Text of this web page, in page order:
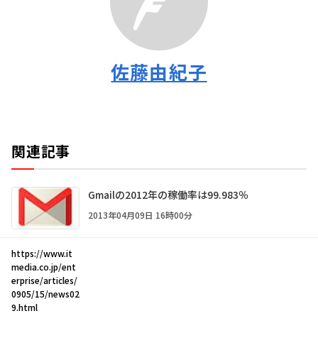
佐藤由紀子
関連記事
Gmailの2012年の稼働率は99.983％
2013年04月09日 16時00分
https://www.it
media.co.jp/ent
erprise/articles/
0905/15/news02
9.html